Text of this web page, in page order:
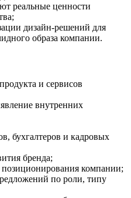
реальные ценности
дизайн-решений для
образа компании.
и сервисов
внутренних
бухгалтеров и кадровых
бренда;
позиционирования компании;
по роли, типу